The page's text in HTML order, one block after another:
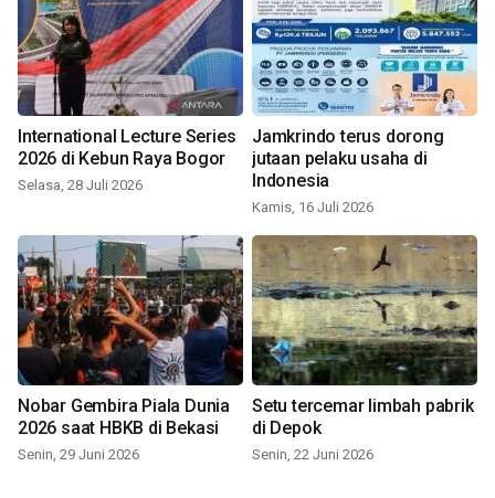
International Lecture Series
2026 di Kebun Raya Bogor
Selasa, 28 Juli 2026
Jamkrindo terus dorong
jutaan pelaku usaha di
Indonesia
Kamis, 16 Juli 2026
Nobar Gembira Piala Dunia
2026 saat HBKB di Bekasi
Senin, 29 Juni 2026
Setu tercemar limbah pabrik
di Depok
Senin, 22 Juni 2026